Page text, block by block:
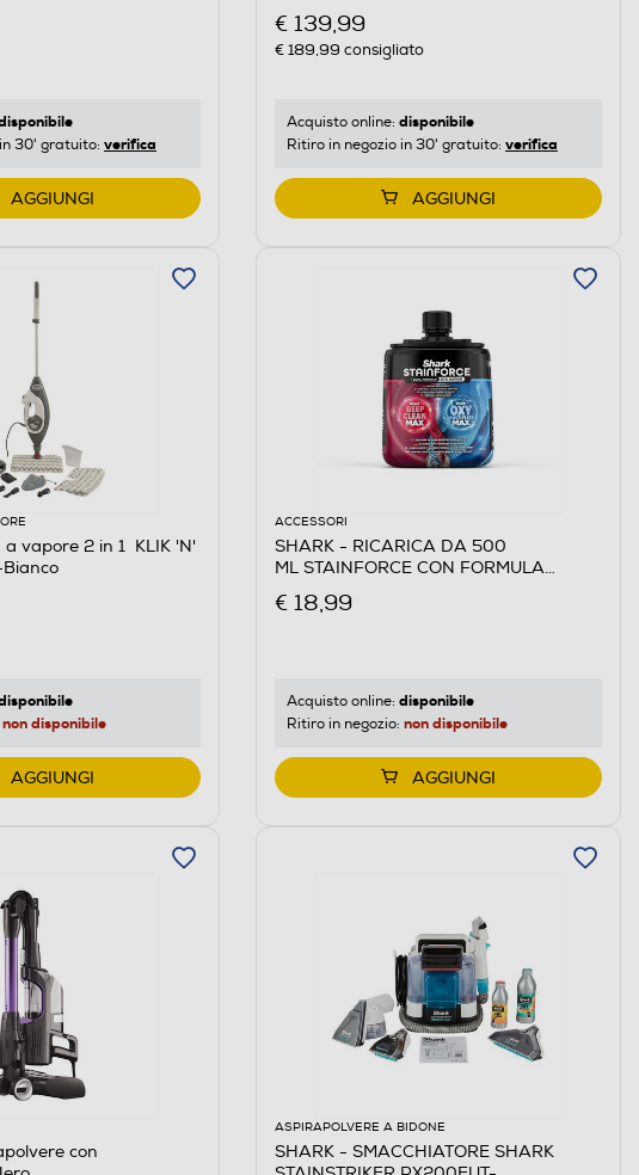
30' gratuito: verifica
AGGIUNGI
€ 139,99
€ 189,99 consigliato
Acquisto online: disponibile
Ritiro in negozio in 30' gratuito: verifica
AGGIUNGI
a vapore 2 in 1 KLIK 'N'
non disponibile
AGGIUNGI
ACCESSORI
SHARK - RICARICA DA 500
ML STAINFORCE CON FORMULA
€ 18,99
Acquisto online: disponibile
Ritiro in negozio: non disponibile
AGGIUNGI
con
ASPIRAPOLVERE A BIDONE
SHARK - SMACCHIATORE SHARK